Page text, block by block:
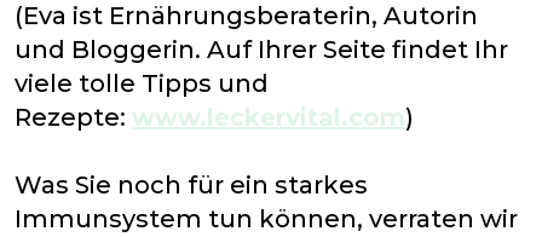
(Eva ist Ernährungsberaterin, Autorin
und Bloggerin. Auf Ihrer Seite findet Ihr
viele tolle Tipps und
Rezepte: www.leckervital.com)
Was Sie noch für ein starkes
Immunsystem tun können, verraten wir